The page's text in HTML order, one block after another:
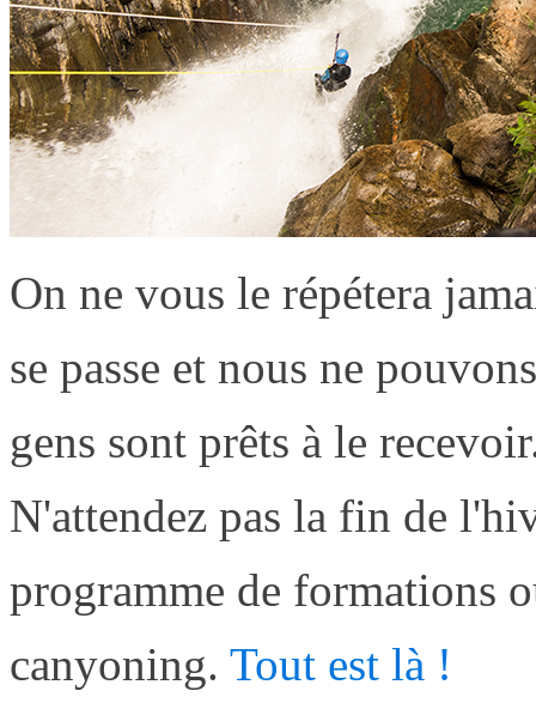
On ne vous le répétera
se passe et nous ne
gens sont prêts à le
N'attendez pas la fin de
programme de formations
canyoning. Tout est là !